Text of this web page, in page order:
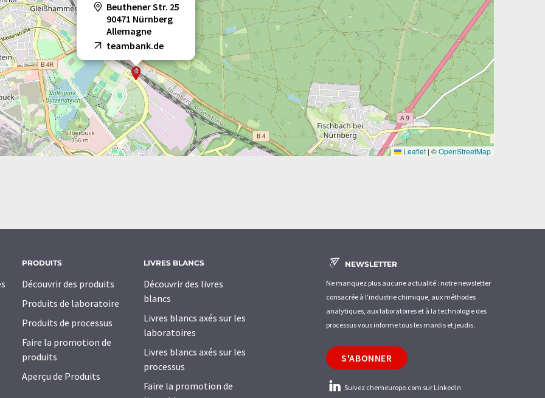
Beuthener Str. 25
90471 Nürnberg
Allemagne
teambank.de
Leaflet | ©OpenStreetMap
PRODUITS
Découvrir des produits
Produits de laboratoire
Produits de processus
Faire la promotion de
produits
Aperçu de Produits
LIVRES BLANCS
Découvrir des livres
blancs
Livres blancs axés sur les
laboratoires
Livres blancs axés sur les
processus
Faire la promotion de
NEWSLETTER
Ne manquez plus aucune actualité : notre newsletter
consacrée à l'industrie chimique, aux méthodes
analytiques, aux laboratoires et à la technologie des
processus vous informe tous les mardis et jeudis.
S'ABONNER
Suivez chemeurope.com sur LinkedIn